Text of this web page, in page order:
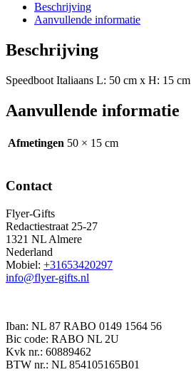
Beschrijving
Aanvullende informatie
Beschrijving
Speedboot Italiaans L: 50 cm x H: 15 cm
Aanvullende informatie
Afmetingen 50 × 15 cm
Contact
Flyer-Gifts
Redactiestraat 25-27
1321 NL Almere
Nederland
Mobiel: +31653420297
info@flyer-gifts.nl
Iban: NL 87 RABO 0149 1564 56
Bic code: RABO NL 2U
Kvk nr.: 60889462
BTW nr.: NL 854105165B01